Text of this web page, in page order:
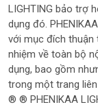
LIGHTING bảo trợ
dụng đó.
với mục đích thuận
nhiệm về toàn bộ
dụng, bao gồm
trong một trang
® ® PHENIKAA